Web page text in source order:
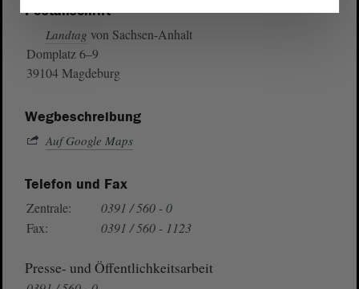
Postanschrift
Landtag von Sachsen-Anhalt
Domplatz 6–9
39104 Magdeburg
Wegbeschreibung
Auf Google Maps
Telefon und Fax
Zentrale:
0391 / 560 - 0
Fax:
0391 / 560 - 1123
Presse- und Öffentlichkeitsarbeit